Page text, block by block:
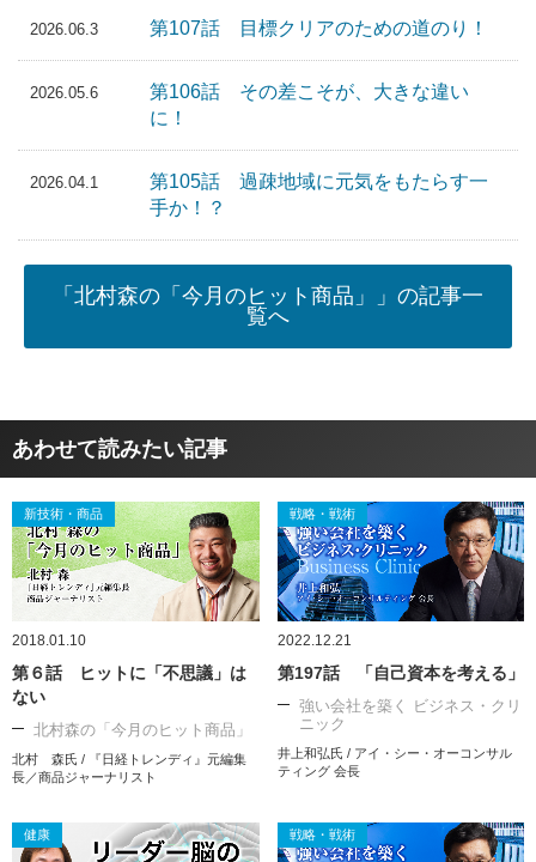
2026.06.3 第107話 目標クリアのための道のり！
2026.05.6
第106話 その差こそが、大きな違い
に！
2026.04.1
第105話 過疎地域に元気をもたらす一
手か！？
「北村森の「今月のヒット商品」」の記事一
覧へ
あわせて読みたい記事
新技術・商品
2018.01.10
第６話 ヒットに「不思議」は
ない
北村森の「今月のヒット商品」
北村 森氏 / 『日経トレンディ』元編集
長／商品ジャーナリスト
戦略・戦術
2022.12.21
第197話 「自己資本を考える」
強い会社を築く ビジネス・クリ
ニック
井上和弘氏 / アイ・シー・オーコンサル
ティング 会長
健康 戦略・戦術